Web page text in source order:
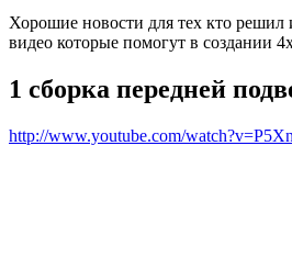
Хорошие новости для тех кто решил
видео которые помогут в создании
1 сборка передней
http://www.youtube.com/